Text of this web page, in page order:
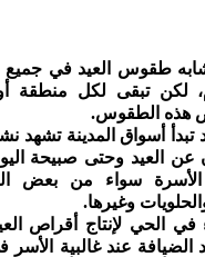
طقوس العيد في
لكن تبقى لكل منطقة
هذه الطقوس.
أسواق المدينة تشهد
عن العيد وحتى صبيحة
سواء من بعض
وغيرها.
في الحي لإنتاج أقراص
عند غالبية الأسر